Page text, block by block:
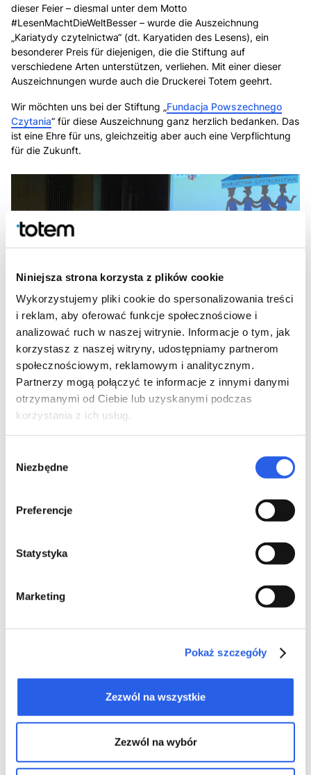
Niniejsza strona korzysta z plików cookie
Wykorzystujemy pliki cookie do spersonalizowania treści
i reklam, aby oferować funkcje społecznościowe i
analizować ruch w naszej witrynie. Informacje o tym, jak
korzystasz z naszej witryny, udostępniamy partnerom
społecznościowym, reklamowym i analitycznym.
Partnerzy mogą połączyć te informacje z innymi danymi
otrzymanymi od Ciebie lub uzyskanymi podczas
korzystania z ich usług.
zgody
Niezbędne
Preferencje
Statystyka
Marketing
Pokaż szczegóły
Zezwól na wszystkie
Zezwól na wybór
dieser Feier – diesmal unter dem Motto
#LesenMachtDieWeltBesser – wurde die Auszeichnung
„Kariatydy czytelnictwa“ (dt. Karyatiden des Lesens), ein
besonderer Preis für diejenigen, die die Stiftung auf
verschiedene Arten unterstützen, verliehen. Mit einer dieser
Auszeichnungen wurde auch die Druckerei Totem geehrt.
Wir möchten uns bei der Stiftung „Fundacja Powszechnego
Czytania“ für diese Auszeichnung ganz herzlich bedanken. Das
ist eine Ehre für uns, gleichzeitig aber auch eine Verpflichtung
für die Zukunft.
Auf den Fotos: Joanna Zielińska, Leiterin unserer
Auszeichnung empfangen hat, sowie Joanna Wiśniewska,
Joanna Zielińska und Maria Deskur, Vorsitzende der Stiftung